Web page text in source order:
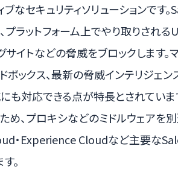
なセキュリティソリューションです
プラットフォーム上でやり取りされる
サイトなどの脅威をブロックします。
ボックス、最新の脅威インテリジェ
対応できる点が特長とされていま
、プロキシなどのミドルウェアを
・Experience Cloudなど主要な
。